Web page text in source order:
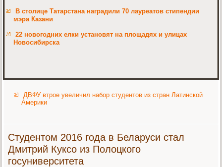
В столице Татарстана наградили 70 лауреатов стипендии
мэра Казани
22 новогодних елки установят на площадях и улицах
Новосибирска
ДВФУ втрое увеличил набор студентов из стран Латинской
Америки
Студентом 2016 года в Беларуси стал
Дмитрий Куксо из Полоцкого
госуниверситета